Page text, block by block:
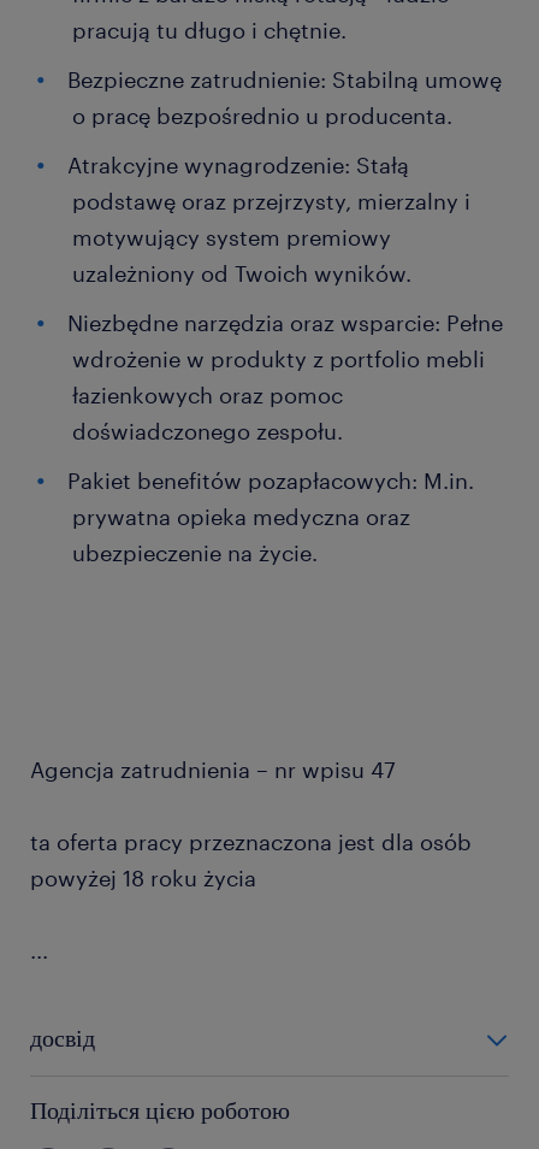
pracują tu długo i chętnie.
Bezpieczne zatrudnienie: Stabilną umowę
o pracę bezpośrednio u producenta.
Atrakcyjne wynagrodzenie: Stałą
podstawę oraz przejrzysty, mierzalny i
motywujący system premiowy
uzależniony od Twoich wyników.
Niezbędne narzędzia oraz wsparcie: Pełne
wdrożenie w produkty z portfolio mebli
łazienkowych oraz pomoc
doświadczonego zespołu.
Pakiet benefitów pozapłacowych: M.in.
prywatna opieka medyczna oraz
ubezpieczenie na życie.
Agencja zatrudnienia – nr wpisu 47
ta oferta pracy przeznaczona jest dla osób
powyżej 18 roku życia
...
досвід
Поділіться цією роботою